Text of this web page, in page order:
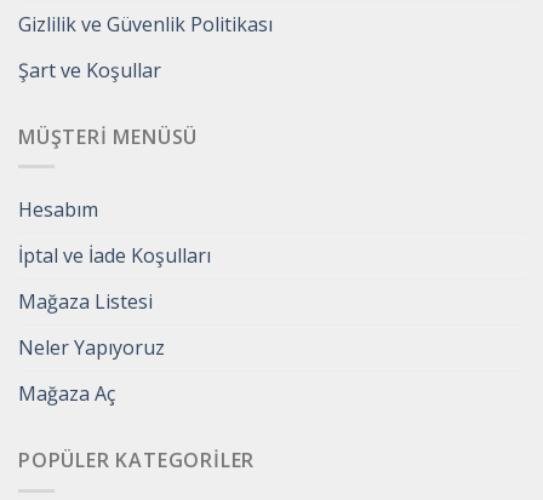
Gizlilik ve Güvenlik Politikası
Şart ve Koşullar
MÜŞTERI MENÜSÜ
Hesabım
İptal ve İade Koşulları
Mağaza Listesi
Neler Yapıyoruz
Mağaza Aç
POPÜLER KATEGORILER